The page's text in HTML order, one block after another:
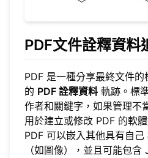
PDF文件詮釋資料
PDF 是一種分享最終文件
的 PDF 詮釋資料 軌跡。標
作者和關鍵字，如果管理不
用於建立或修改 PDF 的軟
PDF 可以嵌入其他具有自己
（如圖像），並且可能包